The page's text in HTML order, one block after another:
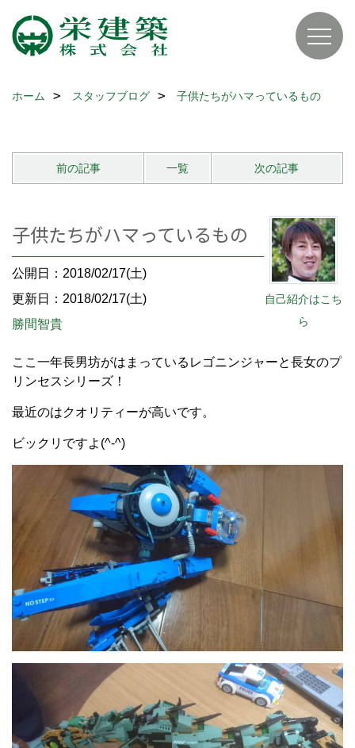
ホーム スタッフブログ 子供たちがハマっているもの
前の記事 一覧 次の記事
自己紹介はこち
ら
子供たちがハマっているもの
公開日：2018/02/17(土)
更新日：2018/02/17(土)
勝間智貴
ここ一年長男坊がはまっているレゴニンジャーと長女のプ
リンセスシリーズ！
最近のはクオリティーが高いです。
ビックリですよ(^-^)